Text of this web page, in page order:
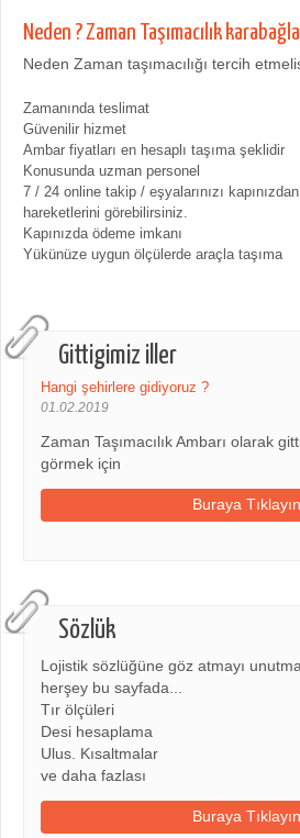
Gittigimiz iller
Hangi şehirlere gidiyoruz ?
01.02.2019
Zaman Taşımacılık Ambarı olarak
görmek için
Buraya Tıklayın
Sözlük
Lojistik sözlüğüne göz atmayı
herşey bu sayfada...
Tır ölçüleri
Desi hesaplama
Ulus. Kısaltmalar
ve daha fazlası
Buraya Tıklayın
Neden ? Zaman Taşımacılık
Neden Zaman taşımacılığı tercih
Zamanında teslimat
Güvenilir hizmet
Ambar fiyatları en hesaplı taşıma şeklidir
Konusunda uzman personel
7 / 24 online takip / eşyalarınızı
hareketlerini görebilirsiniz.
Kapınızda ödeme imkanı
Yükünüze uygun ölçülerde araçla taşıma